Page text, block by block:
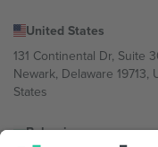
United States
131 Continental Dr, Suite
Newark, Delaware 19713,
States
Bulgaria